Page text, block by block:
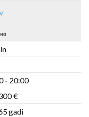
- 20:00
€
gadi